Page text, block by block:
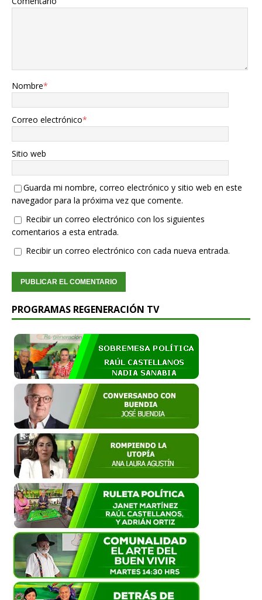
Nombre*
Correo electrónico*
Sitio web
Guarda mi nombre, correo electrónico y sitio web en este
navegador para la próxima vez que comente.
Recibir un correo electrónico con los siguientes
comentarios a esta entrada.
Recibir un correo electrónico con cada nueva entrada.
PROGRAMAS REGENERACIÓN TV